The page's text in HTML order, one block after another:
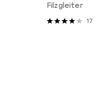
Filzgleiter
17